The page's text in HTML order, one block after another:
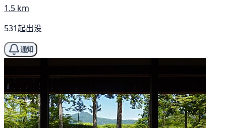
1.5 km
531起出没
通知